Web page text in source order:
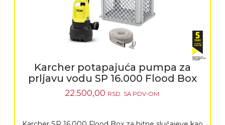
Karcher potapajuća pumpa za
prljavu vodu SP 16.000 Flood Box
22.500,00 RSD. SA PDV-OM.